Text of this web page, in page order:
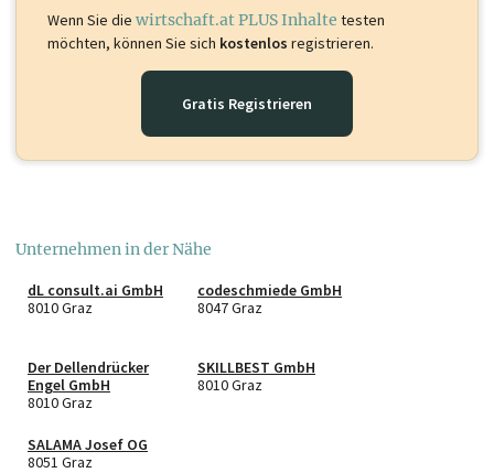
Wenn Sie die wirtschaft.at PLUS Inhalte testen
möchten, können Sie sich kostenlos registrieren.
Gratis Registrieren
Unternehmen in der Nähe
dL consult.ai GmbH
8010 Graz
codeschmiede GmbH
8047 Graz
Der Dellendrücker
Engel GmbH
8010 Graz
SKILLBEST GmbH
8010 Graz
SALAMA Josef OG
8051 Graz